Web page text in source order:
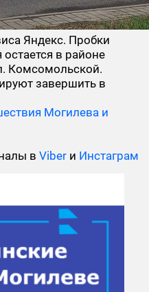
Яндекс. Пробки
в районе
Комсомольской.
завершить в
Могилева и
в Viber и Инстаграм